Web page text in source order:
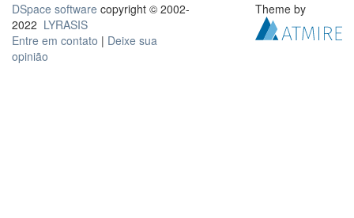
DSpace software copyright © 2002-
2022 LYRASIS
Entre em contato | Deixe sua
opinião
Theme by